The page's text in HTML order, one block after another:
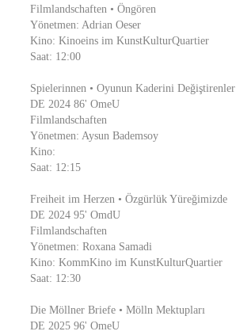
Filmlandschaften • Öngören
Yönetmen: Adrian Oeser
Kino: Kinoeins im KunstKulturQuartier
Saat: 12:00
Spielerinnen • Oyunun Kaderini Değiştirenler
DE 2024 86' OmeU
Filmlandschaften
Yönetmen: Aysun Bademsoy
Kino:
Saat: 12:15
Freiheit im Herzen • Özgürlük Yüreğimizde
DE 2024 95' OmdU
Filmlandschaften
Yönetmen: Roxana Samadi
Kino: KommKino im KunstKulturQuartier
Saat: 12:30
Die Möllner Briefe • Mölln Mektupları
DE 2025 96' OmeU